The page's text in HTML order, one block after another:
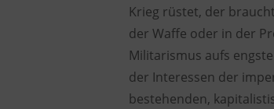
Krieg rüstet, der
der Waffe oder in der
Militarismus aufs
der Interessen der
bestehenden,